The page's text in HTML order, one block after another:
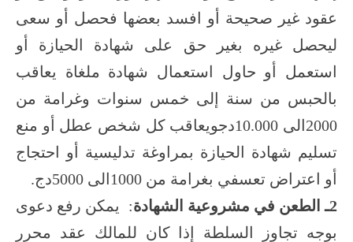
عقود غير صحيحة أو افسد بعضها فحصل أو سعى
ليحصل غيره بغير حق على شهادة الحيازة أو
استعمل أو حاول استعمال شهادة ملغاة يعاقب
بالحبس من سنة إلى خمس سنوات وغرامة من
2000الى 10.000دجويعاقب كل شخص عطل أو منع
تسليم شهادة الحيازة بمراوغة تدليسية أو احتجاج
أو اعتراض تعسفي بغرامة من 1000الى 5000دج.
2ـ الطعن في مشروعية الشهادة
: يمكن رفع دعوى
بوجه تجاوز السلطة إذا كان للمالك عقد محرر